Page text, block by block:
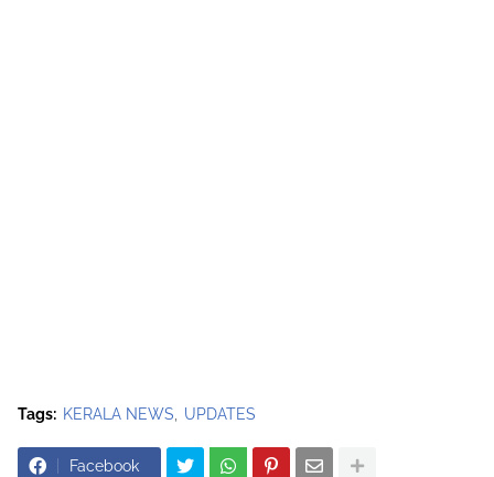
Tags: KERALA NEWS UPDATES
Facebook